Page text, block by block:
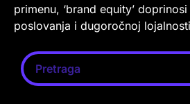
primenu, ‘brand equity’
poslovanja i dugoročnoj